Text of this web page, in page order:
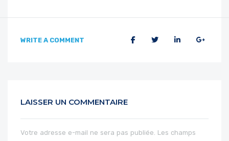
WRITE A COMMENT
LAISSER UN COMMENTAIRE
Votre adresse e-mail ne sera pas publiée. Les champs